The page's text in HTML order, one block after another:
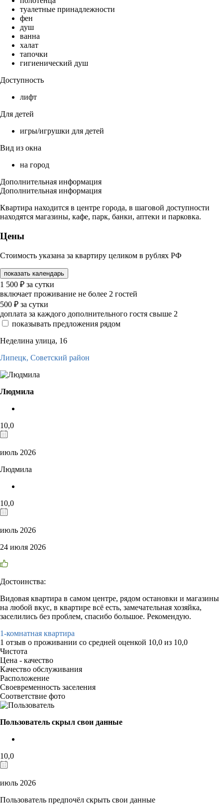
туалетные принадлежности
фен
душ
ванна
халат
тапочки
гигиенический душ
Доступность
лифт
Для детей
игры/игрушки для детей
Вид из окна
на город
Дополнительная информация
Дополнительная информация
Квартира находится в центре города, в шаговой доступности
находятся магазины, кафе, парк, банки, аптеки и парковка.
Цены
Стоимость указана за квартиру целиком в рублях РФ
показать календарь
1 500 ₽ за сутки
включает проживание не более 2 гостей
500 ₽ за сутки
доплата за каждого дополнительного гостя свыше 2
показывать предложения рядом
Неделина улица, 16
Липецк, Советский район
Людмила
10,0
июль 2026
Людмила
10,0
июль 2026
24 июля 2026
Достоинства:
Видовая квартира в самом центре, рядом остановки и магазины
на любой вкус, в квартире всё есть, замечательная хозяйка,
заселились без проблем, спасибо большое. Рекомендую.
1-комнатная квартира
1 отзыв о проживании со средней оценкой 10,0 из 10,0
Чистота
Цена - качество
Качество обслуживания
Расположение
Своевременность заселения
Соответствие фото
Пользователь скрыл свои данные
10,0
июль 2026
Пользователь предпочёл скрыть свои данные